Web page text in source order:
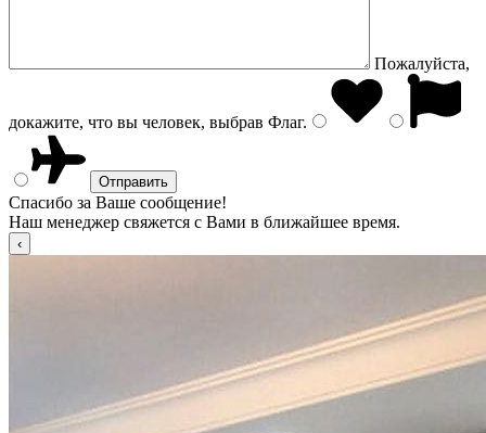
Пожалуйста,
докажите, что вы человек, выбрав Флаг.
Спасибо за Ваше сообщение!
Наш менеджер свяжется с Вами в ближайшее время.